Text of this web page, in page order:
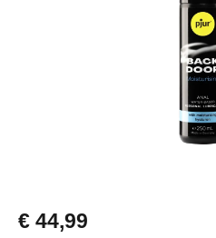
Normale prijs:
€ 44,99